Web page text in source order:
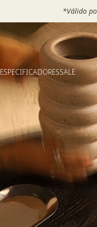
Escolha seu VOUCHER
ESPECIFICADORESSALE